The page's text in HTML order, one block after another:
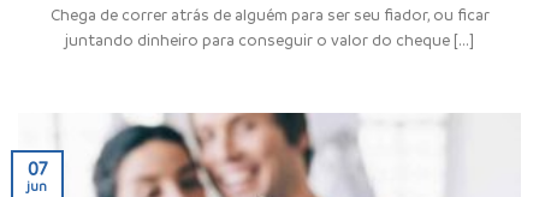
Chega de correr atrás de alguém para ser seu fiador, ou ficar
juntando dinheiro para conseguir o valor do cheque [...]
07
jun